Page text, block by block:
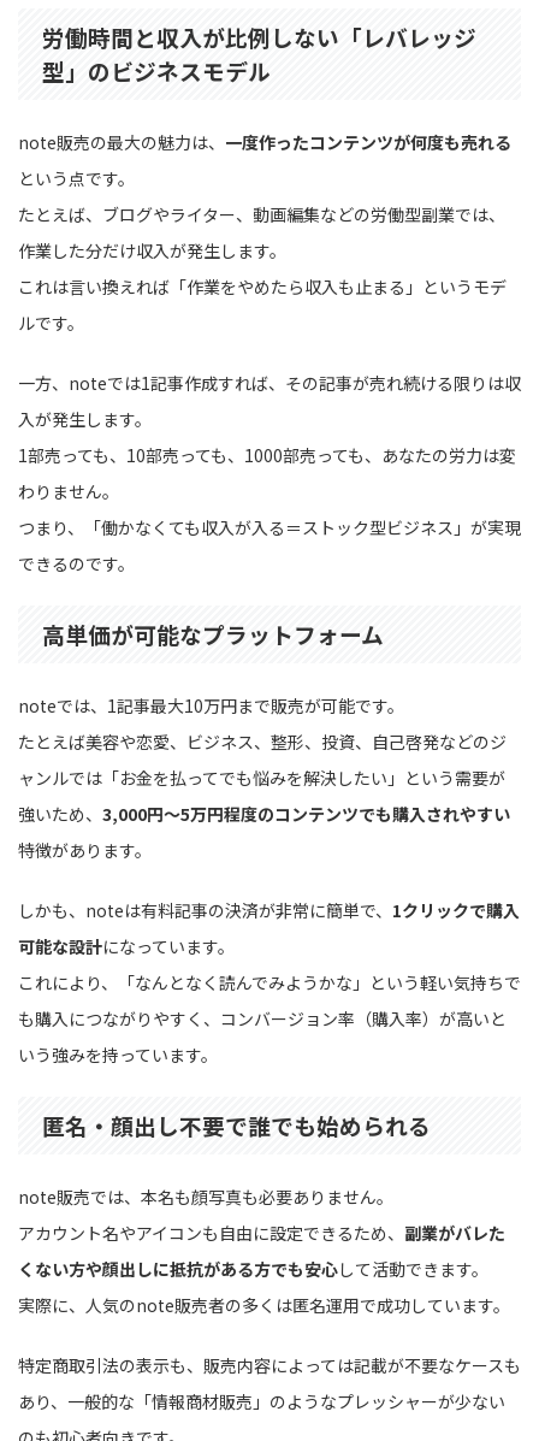
労働時間と収入が比例しない「レバレッジ
型」のビジネスモデル
note販売の最大の魅力は、 一度作ったコンテンツが何度も売れる
という点です。
たとえば、ブログやライター、動画編集などの労働型副業では、
作業した分だけ収入が発生します。
これは言い換えれば「作業をやめたら収入も止まる」というモデ
ルです。
一方、noteでは1記事作成すれば、その記事が売れ続ける限りは収
入が発生します。
1部売っても、10部売っても、1000部売っても、あなたの労力は変
わりません。
つまり、「働かなくても収入が入る＝ストック型ビジネス」が実現
できるのです。
高単価が可能なプラットフォーム
noteでは、1記事最大10万円まで販売が可能です。
たとえば美容や恋愛、ビジネス、整形、投資、自己啓発などのジ
ャンルでは「お金を払ってでも悩みを解決したい」という需要が
強いため、 3,000円〜5万円程度のコンテンツでも購入されやすい
特徴があります。
しかも、noteは有料記事の決済が非常に簡単で、 1クリックで購入
可能な設計になっています。
これにより、「なんとなく読んでみようかな」という軽い気持ちで
も購入につながりやすく、コンバージョン率（購入率）が高いと
いう強みを持っています。
匿名・顔出し不要で誰でも始められる
note販売では、本名も顔写真も必要ありません。
アカウント名やアイコンも自由に設定できるため、 副業がバレた
くない方や顔出しに抵抗がある方でも安心して活動できます。
実際に、人気のnote販売者の多くは匿名運用で成功しています。
特定商取引法の表示も、販売内容によっては記載が不要なケースも
あり、一般的な「情報商材販売」のようなプレッシャーが少ない